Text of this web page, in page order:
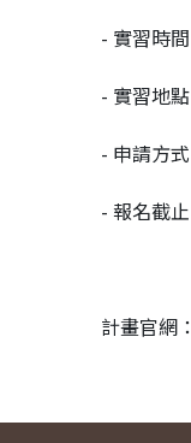
- 實習時
- 實習地
- 申請方
- 報名截
計畫官網：